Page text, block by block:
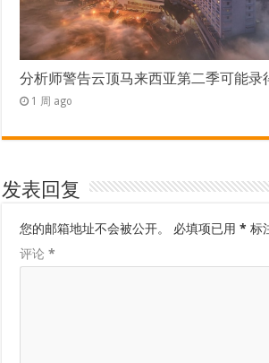
分析师警告云顶马来西亚第二季可能录
1 周 ago
发表回复
您的邮箱地址不会被公开。 必填项已用* 标
评论*